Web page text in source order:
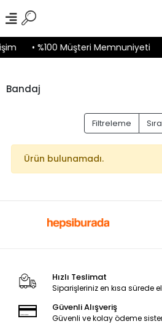
• %100 Müşteri Memnuniyeti
Bandaj
Filtreleme
Ürün bulunamadı.
Hızlı Teslimat
Siparişleriniz en kısa sürede
Güvenli Alışveriş
Güvenli ve kolay ödeme